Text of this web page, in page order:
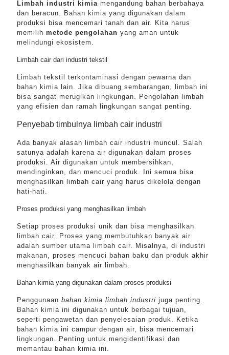
Limbah industri kimia mengandung bahan berbahaya
dan beracun. Bahan kimia yang digunakan dalam
produksi bisa mencemari tanah dan air. Kita harus
memilih metode pengolahan yang aman untuk
melindungi ekosistem.
Limbah cair dari industri tekstil
Limbah tekstil terkontaminasi dengan pewarna dan
bahan kimia lain. Jika dibuang sembarangan, limbah ini
bisa sangat merugikan lingkungan. Pengolahan limbah
yang efisien dan ramah lingkungan sangat penting.
Penyebab timbulnya limbah cair industri
Ada banyak alasan limbah cair industri muncul. Salah
satunya adalah karena air digunakan dalam proses
produksi. Air digunakan untuk membersihkan,
mendinginkan, dan mencuci produk. Ini semua bisa
menghasilkan limbah cair yang harus dikelola dengan
hati-hati.
Proses produksi yang menghasilkan limbah
Setiap proses produksi unik dan bisa menghasilkan
limbah cair. Proses yang membutuhkan banyak air
adalah sumber utama limbah cair. Misalnya, di industri
makanan, proses mencuci bahan baku dan produk akhir
menghasilkan banyak air limbah.
Bahan kimia yang digunakan dalam proses produksi
Penggunaan bahan kimia limbah industri juga penting.
Bahan kimia ini digunakan untuk berbagai tujuan,
seperti pengawetan dan penyelesaian produk. Ketika
bahan kimia ini campur dengan air, bisa mencemari
lingkungan. Penting untuk mengidentifikasi dan
memantau bahan kimia ini.